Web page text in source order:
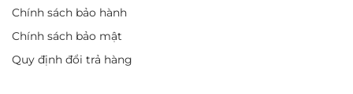
Chính sách bảo hành
Chính sách bảo mật
Quy định đổi trả hàng